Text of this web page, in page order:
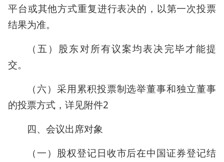
平台或其他方式重复进行表决的，以第一次投票
结果为准。
（五）股东对所有议案均表决完毕才能提
交。
（六）采用累积投票制选举董事和独立董事
的投票方式，详见附件2
四、会议出席对象
（一）股权登记日收市后在中国证券登记结